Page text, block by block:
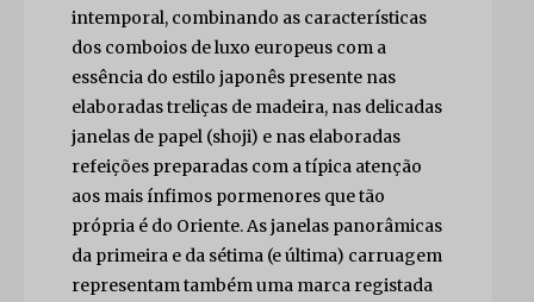
intemporal, combinando as características
dos comboios de luxo europeus com a
essência do estilo japonês presente nas
elaboradas treliças de madeira, nas delicadas
janelas de papel (shoji) e nas elaboradas
refeições preparadas com a típica atenção
aos mais ínfimos pormenores que tão
própria é do Oriente. As janelas panorâmicas
da primeira e da sétima (e última) carruagem
representam também uma marca registada